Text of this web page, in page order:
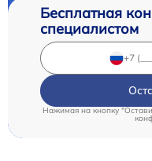
Бесплатная
специалистом
Нажимая на кнопку